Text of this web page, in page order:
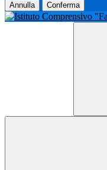
Annulla Conferma